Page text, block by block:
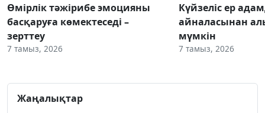
Өмірлік тәжірибе эмоцияны
басқаруға көмектеседі –
зерттеу
7 тамыз, 2026
Күйзеліс ер
айналасынан
мүмкін
7 тамыз, 2026
Жаңалықтар